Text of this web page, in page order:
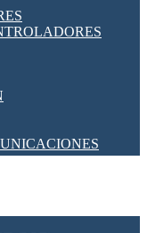
DE CORRIENTE
PROGRAMABLES